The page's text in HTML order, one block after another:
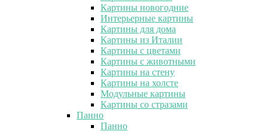
Картины новогодние
Интерьерные картины
Картины для дома
Картины из Италии
Картины с цветами
Картины с животными
Картины на стену
Картины на холсте
Модульные картины
Картины со стразами
Панно
Панно